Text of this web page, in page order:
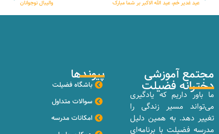
عید غدیر خم، عید الله الاکبر بر شما مبارک والیبال نوجوانان
مجتمع آموزشی
دخترانه فضیلت
ما باور داریم که یادگیری
می‌تواند مسیر زندگی را
تغییر دهد. به همین دلیل
مدرسه فضیلت با برنامه‌ای
پیوندها
باشگاه فضیلت
سوالات متداول
امکانات مدرسه